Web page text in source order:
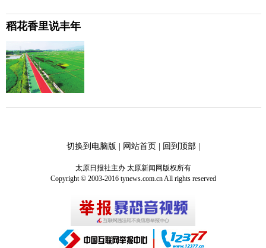
稻花香里说丰年
切换到电脑版 | 网站首页| 回到顶部|
太原日报社主办 太原新闻网版权所有
Copyright © 2003-2016 tynews.com.cn All rights reserved